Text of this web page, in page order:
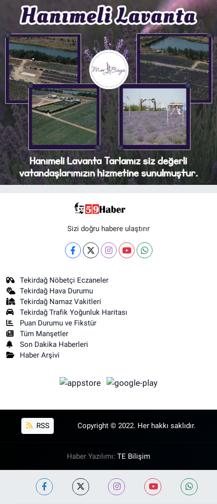
Sizi doğru habere ulaştırır
Tekirdağ Nöbetçi Eczaneler
Tekirdağ Hava Durumu
Tekirdağ Namaz Vakitleri
Tekirdağ Trafik Yoğunluk Haritası
Puan Durumu ve Fikstür
Tüm Manşetler
Son Dakika Haberleri
Haber Arşivi
RSS Copyright © 2022. Her hakkı saklıdır.
Haber Yazılımı: TE Bilişim